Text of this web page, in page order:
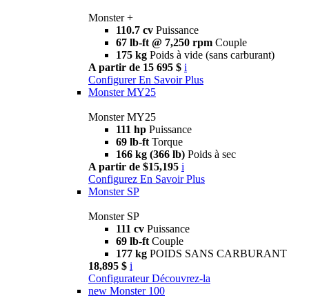
Monster +
110.7 cv Puissance
67 lb-ft @ 7,250 rpm Couple
175 kg Poids à vide (sans carburant)
A partir de 15 695 $ i
Configurer En Savoir Plus
Monster MY25
Monster MY25
111 hp Puissance
69 lb-ft Torque
166 kg (366 lb) Poids à sec
A partir de $15,195 i
Configurez En Savoir Plus
Monster SP
Monster SP
111 cv Puissance
69 lb-ft Couple
177 kg POIDS SANS CARBURANT
18,895 $ i
Configurateur Découvrez-la
new Monster 100